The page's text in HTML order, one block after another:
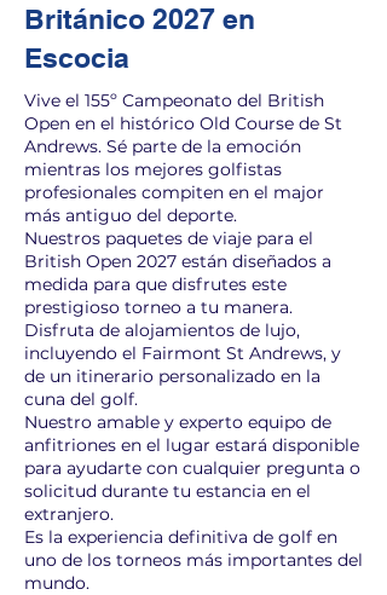
Británico 2027 en
Escocia
Vive el 155º Campeonato del British
Open en el histórico Old Course de St
Andrews. Sé parte de la emoción
mientras los mejores golfistas
profesionales compiten en el major
más antiguo del deporte.
Nuestros paquetes de viaje para el
British Open 2027 están diseñados a
medida para que disfrutes este
prestigioso torneo a tu manera.
Disfruta de alojamientos de lujo,
incluyendo el Fairmont St Andrews, y
de un itinerario personalizado en la
cuna del golf.
Nuestro amable y experto equipo de
anfitriones en el lugar estará disponible
para ayudarte con cualquier pregunta o
solicitud durante tu estancia en el
extranjero.
Es la experiencia definitiva de golf en
uno de los torneos más importantes del
mundo.